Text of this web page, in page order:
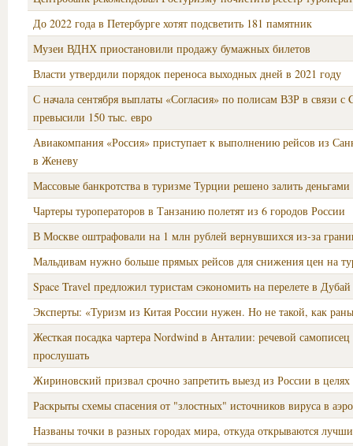
До 2022 года в Петербурге хотят подсветить 181 памятник
Музеи ВДНХ приостановили продажу бумажных билетов
Власти утвердили порядок переноса выходных дней в 2021 году
С начала сентября выплаты «Согласия» по полисам ВЗР в связи с
превысили 150 тыс. евро
Авиакомпания «Россия» приступает к выполнению рейсов из
в Женеву
Массовые банкротства в туризме Турции решено залить деньгами
Чартеры туроператоров в Танзанию полетят из 6 городов России
В Москве оштрафовали на 1 млн рублей вернувшихся из-за
Мальдивам нужно больше прямых рейсов для снижения цен на
Space Travel предложил туристам сэкономить на перелете в Дубай
Эксперты: «Туризм из Китая России нужен. Но не такой, как
Жесткая посадка чартера Nordwind в Анталии: речевой
прослушать
Жириновский призвал срочно запретить выезд из России в целях
Раскрыты схемы спасения от "злостных" источников вируса в
Названы точки в разных городах мира, откуда открываются